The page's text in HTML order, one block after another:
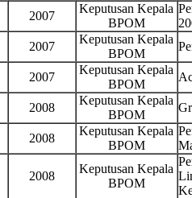
2007
Keputusan Kepala
BPOM
2007
Keputusan Kepala
BPOM
2007
Keputusan Kepala
BPOM
2008
Keputusan Kepala
BPOM
2008
Keputusan Kepala
BPOM
2008
Keputusan Kepala
BPOM